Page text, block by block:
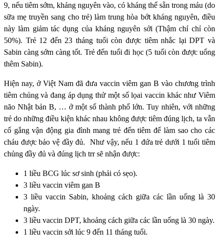
9, nếu tiêm sớm, kháng nguyên vào, có kháng thể sẵn trong máu (do
sữa mẹ truyền sang cho trẻ) làm trung hòa bớt kháng nguyên, điều
này làm giảm tác dụng của kháng nguyên sởi (Thậm chí chỉ còn
50%). Trẻ 12 đến 23 tháng tuổi còn được tiêm nhắc lại DPT và
Sabin càng sớm càng tốt. Trẻ đến tuổi đi học (5 tuổi còn được uống
thêm Sabin).
Hiện nay, ở Việt Nam đã đưa vaccin viêm gan B vào chương trình
tiêm chủng và đang áp dụng thử một số lọai vaccin khác như Viêm
não Nhật bản B, … ở một số thành phố lớn. Tuy nhiên, với những
trẻ do những điều kiện khác nhau không được tiêm đúng lịch, ta vẫn
cố gắng vận động gia đình mang trẻ đến tiêm để làm sao cho các
cháu được bảo vệ đầy đủ. Như vậy, nếu 1 đứa trẻ dưới 1 tuổi tiêm
chủng đầy đủ và đúng lịch trr sẽ nhận được:
1 liều BCG lúc sơ sinh (phải có sẹo).
3 liều vaccin viêm gan B
3 liều vaccin Sabin, khoảng cách giữa các lần uống là 30
ngày.
3 liều vaccin DPT, khoảng cách giữa các lần uống là 30 ngày.
1 liều vaccin sởi lúc 9 đến 11 tháng tuổi.